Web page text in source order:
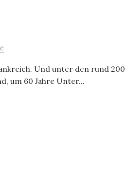
Und unter den rund 200
um 60 Jahre Unter...